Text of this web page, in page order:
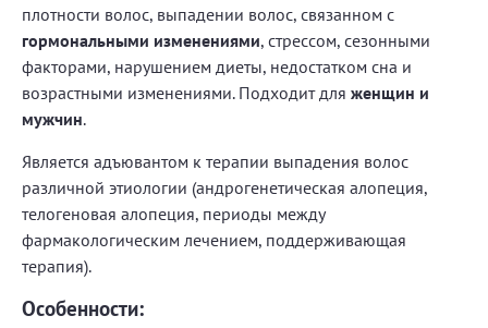
плотности волос, выпадении волос, связанном с
гормональными изменениями, стрессом, сезонными
факторами, нарушением диеты, недостатком сна и
возрастными изменениями. Подходит для женщин и
мужчин.
Является адъювантом к терапии выпадения волос
различной этиологии (андрогенетическая алопеция,
телогеновая алопеция, периоды между
фармакологическим лечением, поддерживающая
терапия).
Особенности: